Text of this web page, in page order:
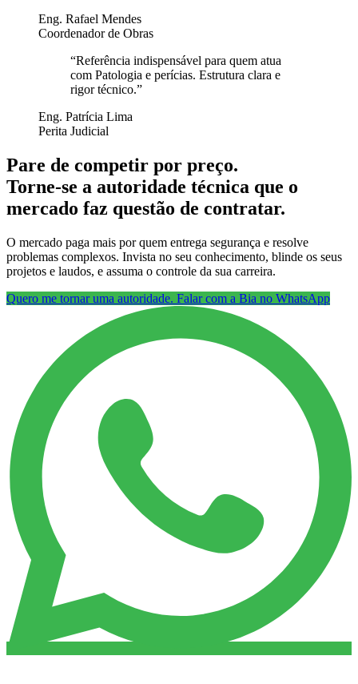
Eng. Rafael Mendes
Coordenador de Obras
“Referência indispensável para quem atua
com Patologia e perícias. Estrutura clara e
rigor técnico.”
Eng. Patrícia Lima
Perita Judicial
Pare de competir por preço.
Torne-se a autoridade técnica que o
mercado faz questão de contratar.
O mercado paga mais por quem entrega segurança e resolve
problemas complexos. Invista no seu conhecimento, blinde os seus
projetos e laudos, e assuma o controle da sua carreira.
Quero me tornar uma autoridade. Falar com a Bia no WhatsApp